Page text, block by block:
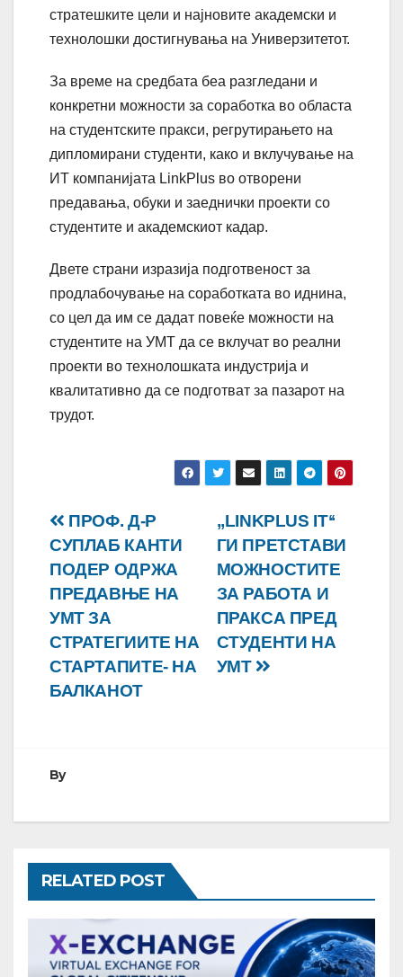
стратешките цели и најновите академски и
технолошки достигнувања на Универзитетот.
За време на средбата беа разгледани и
конкретни можности за соработка во областа
на студентските пракси, регрутирањето на
дипломирани студенти, како и вклучување на
ИТ компанијата LinkPlus во отворени
предавања, обуки и заеднички проекти со
студентите и академскиот кадар.
Двете страни изразија подготвеност за
продлабочување на соработката во иднина,
со цел да им се дадат повеќе можности на
студентите на УМТ да се вклучат во реални
проекти во технолошката индустрија и
квалитативно да се подготват за пазарот на
трудот.
Навигација
на
напис
,,LINKPLUS IT‘‘
ГИ ПРЕТСТАВИ
МОЖНОСТИТЕ
ЗА РАБОТА И
ПРАКСА ПРЕД
СТУДЕНТИ НА
УМТ
ПРОФ. Д-Р
СУПЛАБ КАНТИ
ПОДЕР ОДРЖА
ПРЕДАВЊЕ НА
УМТ ЗА
СТРАТЕГИИТЕ НА
СТАРТАПИТЕ- НА
БАЛКАНОТ
By
RELATED POST